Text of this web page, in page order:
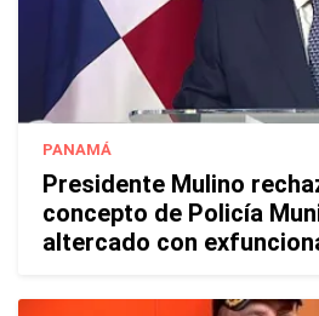
PANAMÁ
Presidente Mulino
concepto de Policía
altercado con